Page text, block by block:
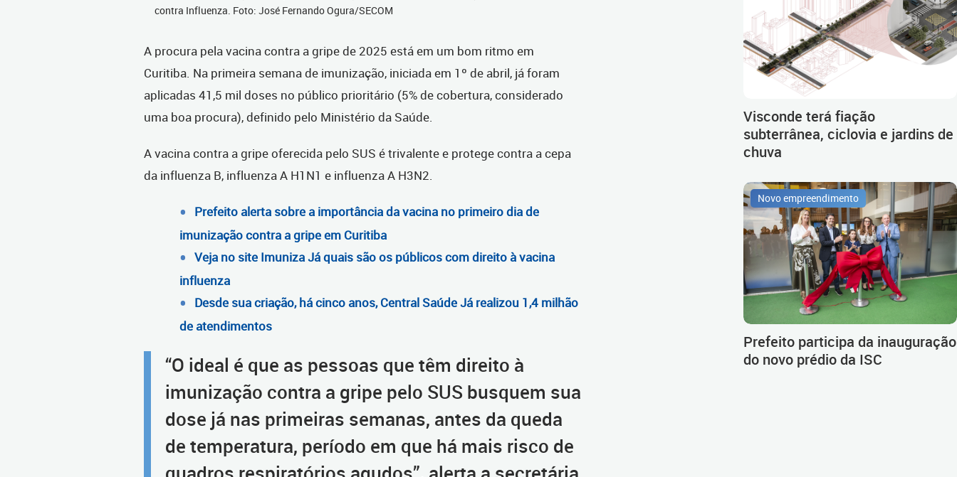
contra Influenza. Foto: José Fernando Ogura/SECOM
A procura pela vacina contra a gripe de 2025 está em um bom ritmo em
Curitiba. Na primeira semana de imunização, iniciada em 1º de abril, já foram
aplicadas 41,5 mil doses no público prioritário (5% de cobertura, considerado
uma boa procura), definido pelo Ministério da Saúde.
A vacina contra a gripe oferecida pelo SUS é trivalente e protege contra a cepa
da influenza B, influenza A H1N1 e influenza A H3N2.
Prefeito alerta sobre a importância da vacina no primeiro dia de
imunização contra a gripe em Curitiba
Veja no site Imuniza Já quais são os públicos com direito à vacina
influenza
Desde sua criação, há cinco anos, Central Saúde Já realizou 1,4 milhão
de atendimentos
“O ideal é que as pessoas que têm direito à
imunização contra a gripe pelo SUS busquem sua
dose já nas primeiras semanas, antes da queda
de temperatura, período em que há mais risco de
Visconde terá fiação
subterrânea, ciclovia e jardins de
chuva
Novo empreendimento
Prefeito participa da inauguração
do novo prédio da ISC